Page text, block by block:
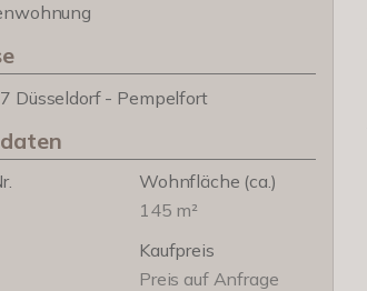
Düsseldorf - Pempelfort
Wohnfläche (ca.)
145 m²
Kaufpreis
Preis auf Anfrage